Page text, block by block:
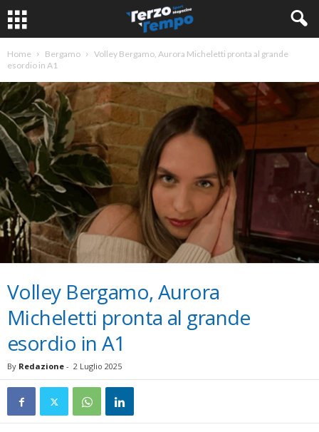
Home Bergamo
Volley Bergamo, Aurora Micheletti pronta al grande
esordio in A1
Volley Bergamo, Aurora
Micheletti pronta al grande
esordio in A1
By Redazione - 2 Luglio 2025